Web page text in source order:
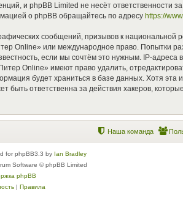
и phpBB Limited не несёт ответственности
о phpBB обращайтесь по адресу https://
сообщений, призывов к национальной
Online» или международное право. Попытки
если мы сочтём это нужным. IP-адреса
Online» имеют право удалить,
будет храниться в базе данных. Хотя
ответственна за действия хакеров,
Наша команда
for phpBB3.3 by Ian Bradley
Software © phpBB Limited
phpBB
| Правила